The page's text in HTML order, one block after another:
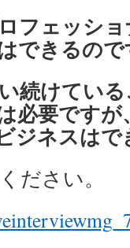
フェッシ
できるの
続けてい
必要です
ジネスはで
ださい。